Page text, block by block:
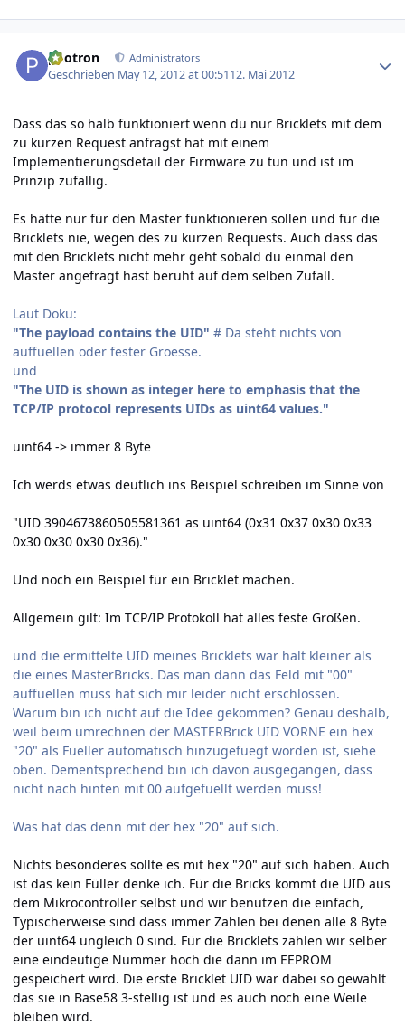
photron Administrators
Geschrieben May 12, 2012 at 00:5112. Mai 2012
Dass das so halb funktioniert wenn du nur Bricklets mit dem
zu kurzen Request anfragst hat mit einem
Implementierungsdetail der Firmware zu tun und ist im
Prinzip zufällig.
Es hätte nur für den Master funktionieren sollen und für die
Bricklets nie, wegen des zu kurzen Requests. Auch dass das
mit den Bricklets nicht mehr geht sobald du einmal den
Master angefragt hast beruht auf dem selben Zufall.
Laut Doku:
"The payload contains the UID" # Da steht nichts von
auffuellen oder fester Groesse.
und
"The UID is shown as integer here to emphasis that the
TCP/IP protocol represents UIDs as uint64 values."
uint64 -> immer 8 Byte
Ich werds etwas deutlich ins Beispiel schreiben im Sinne von
"UID 3904673860505581361 as uint64 (0x31 0x37 0x30 0x33
0x30 0x30 0x30 0x36)."
Und noch ein Beispiel für ein Bricklet machen.
Allgemein gilt: Im TCP/IP Protokoll hat alles feste Größen.
und die ermittelte UID meines Bricklets war halt kleiner als
die eines MasterBricks. Das man dann das Feld mit "00"
auffuellen muss hat sich mir leider nicht erschlossen.
Warum bin ich nicht auf die Idee gekommen? Genau deshalb,
weil beim umrechnen der MASTERBrick UID VORNE ein hex
"20" als Fueller automatisch hinzugefuegt worden ist, siehe
oben. Dementsprechend bin ich davon ausgegangen, dass
nicht nach hinten mit 00 aufgefuellt werden muss!
Was hat das denn mit der hex "20" auf sich.
Nichts besonderes sollte es mit hex "20" auf sich haben. Auch
ist das kein Füller denke ich. Für die Bricks kommt die UID aus
dem Mikrocontroller selbst und wir benutzen die einfach,
Typischerweise sind dass immer Zahlen bei denen alle 8 Byte
der uint64 ungleich 0 sind. Für die Bricklets zählen wir selber
eine eindeutige Nummer hoch die dann im EEPROM
gespeichert wird. Die erste Bricklet UID war dabei so gewählt
das sie in Base58 3-stellig ist und es auch noch eine Weile
bleiben wird.